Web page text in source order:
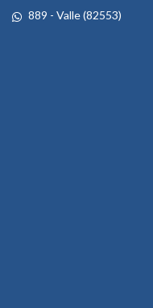
889 - Valle (82553)